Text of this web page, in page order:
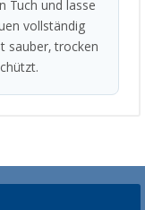
Tuch und lasse
vollständig
sauber, trocken